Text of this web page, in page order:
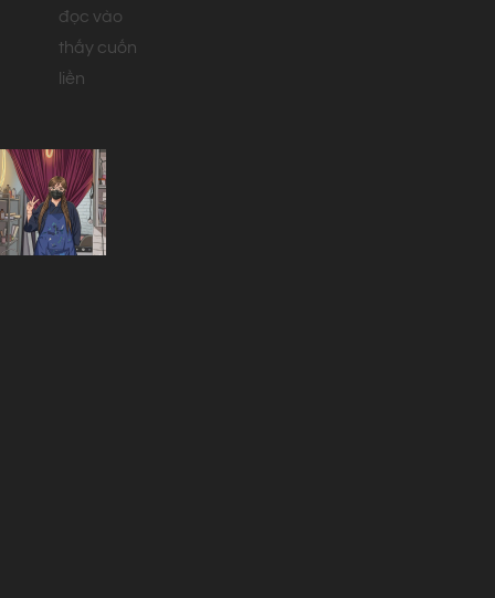
đọc vào
thấy cuốn
liền